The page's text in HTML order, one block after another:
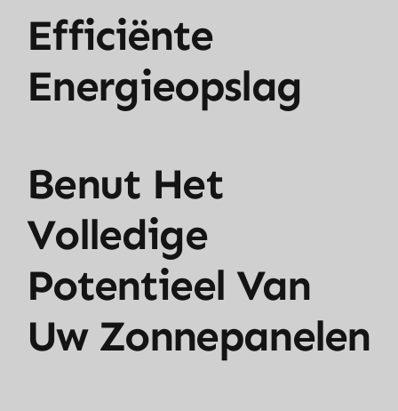
Efficiënte
Energieopslag
Benut Het
Volledige
Potentieel Van
Uw Zonnepanelen